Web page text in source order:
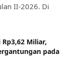
II-2026. Di
Miliar,
pada